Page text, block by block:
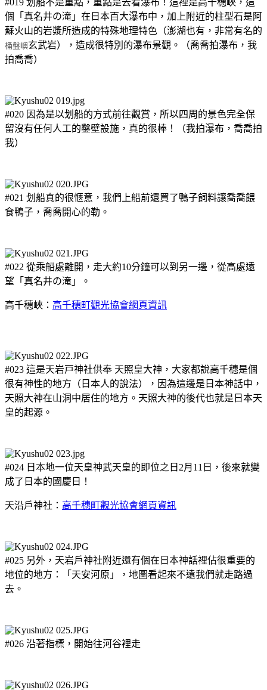
個「真名井の滝」在日本百大瀑布中，加上附近的柱型石是阿
蘇火山的岩漿所造成的特殊地理特色（澎湖也有，非常有名的
桶盤嶼玄武岩），造成很特別的瀑布景觀。（喬喬拍瀑布，我
拍喬喬）
#020 因為是以划船的方式前往觀賞，所以四周的景色完全保
留沒有任何人工的鑿壁設施，真的很棒！（我拍瀑布，喬喬拍
我）
#021 划船真的很愜意，我們上船前還買了鴨子飼料讓喬喬餵
食鴨子，喬喬開心的勒。
#022 從乘船處離開，走大約10分鐘可以到另一邊，從高處遠
望「真名井の滝」。
高千穗峽： 高千穗町觀光協會網頁資訊
#023 這是天岩戸神社供奉 天照皇大神，大家都說高千穗是個
很有神性的地方（日本人的說法），因為這邊是日本神話中，
天照大神在山洞中居住的地方。天照大神的後代也就是日本天
皇的起源。
#024 日本地一位天皇神武天皇的即位之日2月11日，後來就變
成了日本的國慶日！
天沿戶神社： 高千穗町觀光協會網頁資訊
#025 另外，天岩戶神社附近還有個在日本神話裡佔很重要的
地位的地方：「天安河原」，地圖看起來不遠我們就走路過
去。
#026 沿著指標，開始往河谷裡走